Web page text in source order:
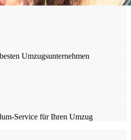
Umzugsunternehmen
Service für Ihren Umzug